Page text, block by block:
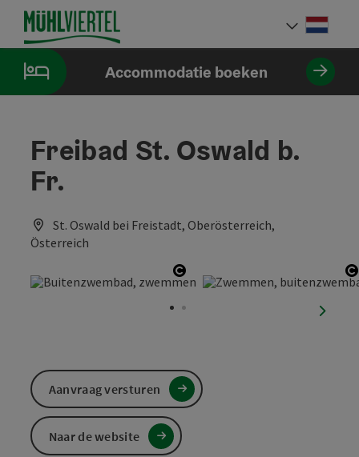
InhoudAccesskey
[0]
NavigatieAccesskey
[1]
PaginabeginAccesskey
[2]
Accommodatie boeken
Freibad St. Oswald b.
Fr.
St. Oswald bei Freistadt, Oberösterreich,
Österreich
Start Copyright
Aanvraag versturen
Naar de website